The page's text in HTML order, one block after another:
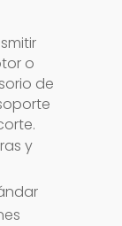
o
de
y